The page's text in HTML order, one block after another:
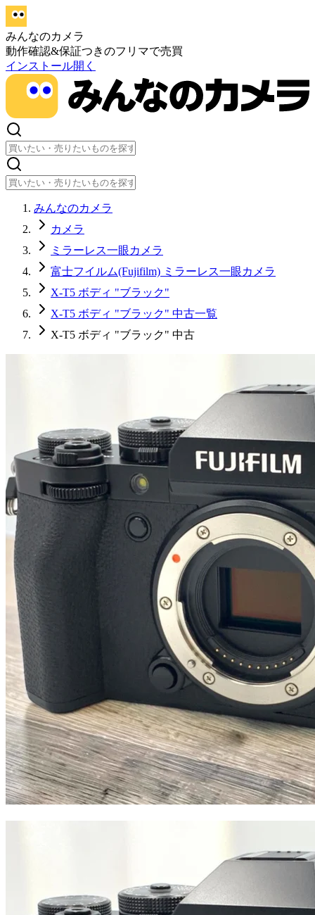
みんなのカメラ
動作確認&保証つきのフリマで売買
インストール開く
みんなのカメラ
カメラ
ミラーレス一眼カメラ
富士フイルム(Fujifilm) ミラーレス一眼カメラ
X-T5 ボディ "ブラック"
X-T5 ボディ "ブラック" 中古一覧
X-T5 ボディ "ブラック" 中古